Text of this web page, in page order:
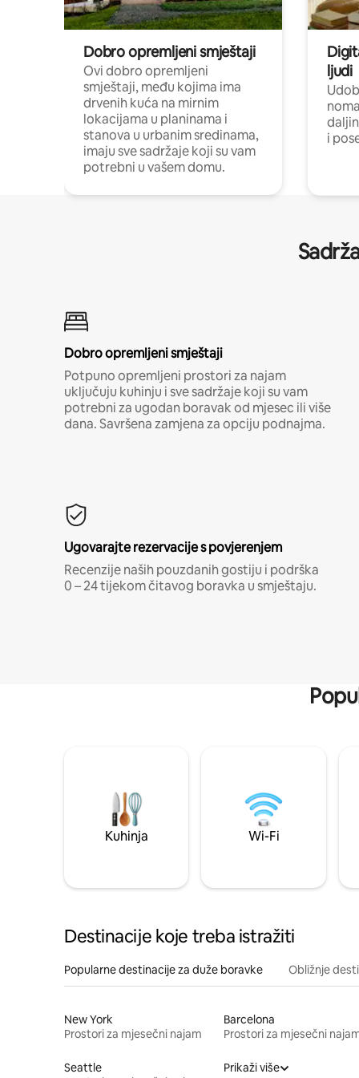
Dobro opremljeni smještaji
Ovi dobro opremljeni
smještaji, među kojima ima
drvenih kuća na mirnim
lokacijama u planinama i
stanova u urbanim sredinama,
imaju sve sadržaje koji su vam
potrebni u vašem domu.
ljudi
i
Dobro opremljeni smještaji
Potpuno opremljeni prostori za najam
uključuju kuhinju i sve sadržaje koji su vam
potrebni za ugodan boravak od mjesec ili više
dana. Savršena zamjena za opciju podnajma.
Ugovarajte rezervacije s povjerenjem
Recenzije naših pouzdanih gostiju i podrška
0 – 24 tijekom čitavog boravka u smještaju.
Kuhinja Wi-Fi
Destinacije koje treba istražiti
Popularne destinacije za duže boravke Obližnje
New York
Prostori za mjesečni najam
Barcelona
Prostori za mjesečni
Seattle
Prikaži više